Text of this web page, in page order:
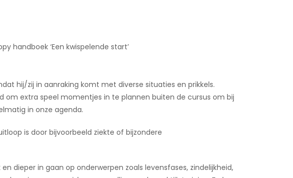
handboek ‘Een kwispelende start’
hij/zij in aanraking komt met diverse situaties en prikkels.
om extra speel momentjes in te plannen buiten de cursus om bij
in onze agenda.
is door bijvoorbeeld ziekte of bijzondere
dieper in gaan op onderwerpen zoals levensfases, zindelijkheid,